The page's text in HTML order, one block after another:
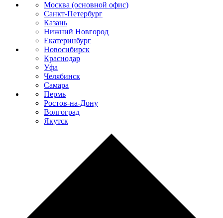
Москва (основной офис)
Санкт-Петербург
Казань
Нижний Новгород
Екатеринбург
Новосибирск
Краснодар
Уфа
Челябинск
Самара
Пермь
Ростов-на-Дону
Волгоград
Якутск